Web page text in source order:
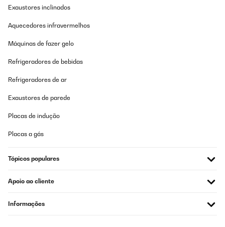
Easy to assemble, very sturdy, beautiful design.
Amazon user
Traduzir
I was looking at making some planters until I discover these.I
Amazon.Beautifully wrapped and packaged into a small box.I
clear.An electric screwdriver is very much recommended, but not
washers & bolts in the joining holes.I did them finger tight
other to tighten everything up.It looks great in my eyes, it's very
Exaustores inclinados
Aquecedores infravermelhos
Máquinas de fazer gelo
Refrigeradores de bebidas
Refrigeradores de ar
Exaustores de parede
Placas de indução
Placas a gás
Tópicos populares
Apoio ao cliente
Informações